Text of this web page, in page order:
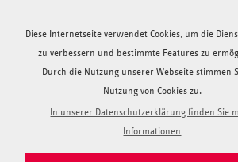
Diese Internetseite verwendet Cookies, um die
zu verbessern und bestimmte Features zu
Durch die Nutzung unserer Webseite stimmen
Nutzung von Cookies zu.
In unserer Datenschutzerklärung finden Sie
Informationen